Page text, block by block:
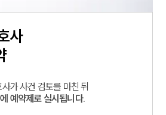
사
가 사건 검토를 마친 뒤
예약제로 실시됩니다.